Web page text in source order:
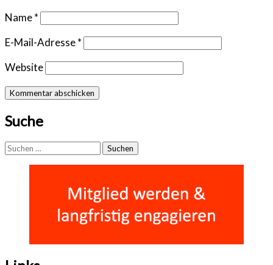
Name*
E-Mail-Adresse*
Website
Suche
Suchen
nach: